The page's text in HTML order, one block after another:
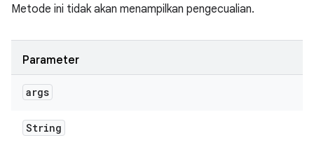
Metode ini tidak akan menampilkan pengecualian.
Parameter
args
String